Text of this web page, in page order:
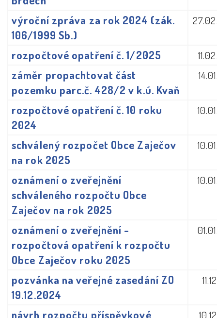
výroční zpráva za rok 2024 (zák.
106/1999 Sb.)
rozpočtové opatření č. 1/2025
záměr propachtovat část
pozemku parc.č. 428/2 v k.ú. Kvaň
rozpočtové opatření č. 10 roku
2024
schválený rozpočet Obce Zaječov
na rok 2025
oznámení o zveřejnění
schváleného rozpočtu Obce
Zaječov na rok 2025
oznámení o zveřejnění -
rozpočtová opatření k rozpočtu
Obce Zaječov roku 2025
pozvánka na veřejné zasedání ZO
19.12.2024
návrh rozpočtu příspěvkové